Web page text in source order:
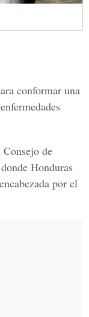
conformar una
de
Honduras
por el